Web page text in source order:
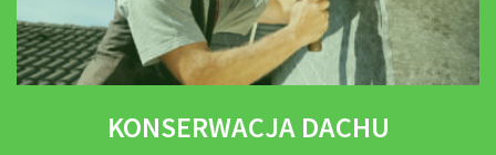
KONSERWACJA DACHU